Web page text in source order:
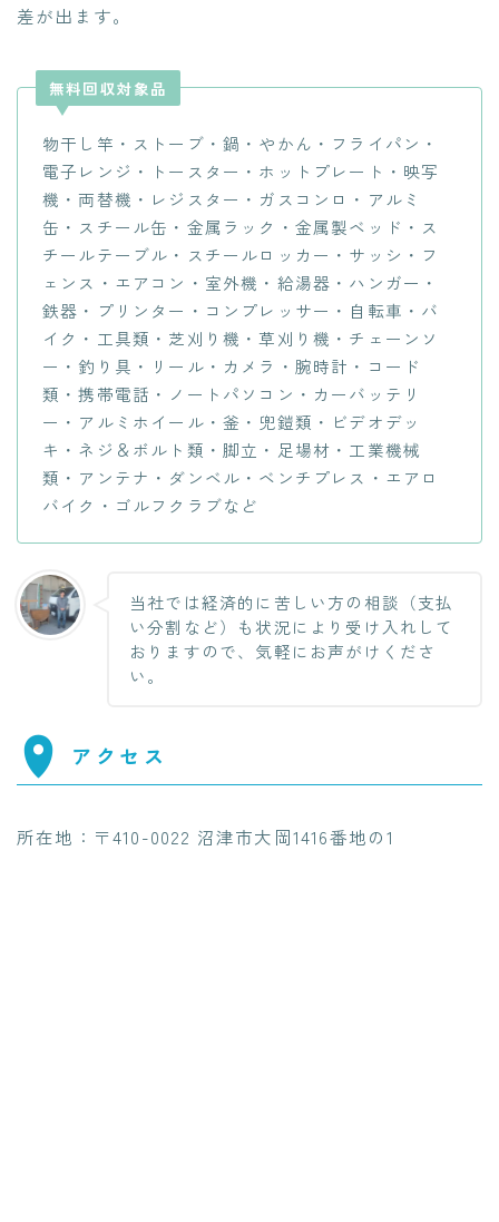
差が出ます。
無料回収対象品
物干し竿・ストーブ・鍋・やかん・フライパン・
電子レンジ・トースター・ホットプレート・映写
機・両替機・レジスター・ガスコンロ・アルミ
缶・スチール缶・金属ラック・金属製ベッド・ス
チールテーブル・スチールロッカー・サッシ・フ
ェンス・エアコン・室外機・給湯器・ハンガー・
鉄器・プリンター・コンプレッサー・自転車・バ
イク・工具類・芝刈り機・草刈り機・チェーンソ
ー・釣り具・リール・カメラ・腕時計・コード
類・携帯電話・ノートパソコン・カーバッテリ
ー・アルミホイール・釜・兜鎧類・ビデオデッ
キ・ネジ＆ボルト類・脚立・足場材・工業機械
類・アンテナ・ダンベル・ベンチプレス・エアロ
バイク・ゴルフクラブなど
当社では経済的に苦しい方の相談（支払
い分割など）も状況により受け入れして
おりますので、気軽にお声がけくださ
い。
アクセス
所在地：〒410-0022 沼津市大岡1416番地の1